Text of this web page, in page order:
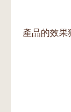
產品的效果